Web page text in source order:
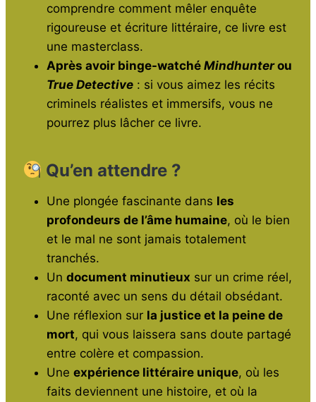
comprendre comment mêler enquête
rigoureuse et écriture littéraire, ce livre est
une masterclass.
Après avoir binge-watché Mindhunterou
True Detective : si vous aimez les récits
criminels réalistes et immersifs, vous ne
pourrez plus lâcher ce livre.
Qu’en attendre ?
Une plongée fascinante dans les
profondeurs de l’âme humaine, où le bien
et le mal ne sont jamais totalement
tranchés.
Un document minutieux sur un crime réel,
raconté avec un sens du détail obsédant.
Une réflexion sur la justice et la peine de
mort, qui vous laissera sans doute partagé
entre colère et compassion.
Une expérience littéraire unique, où les
faits deviennent une histoire, et où la